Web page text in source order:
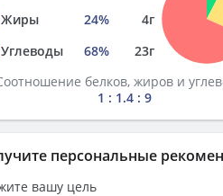
Жиры
24% 4г
Углеводы
68% 23г
белков, жиров и
1 : 1.4 : 9
персональные
вашу цель